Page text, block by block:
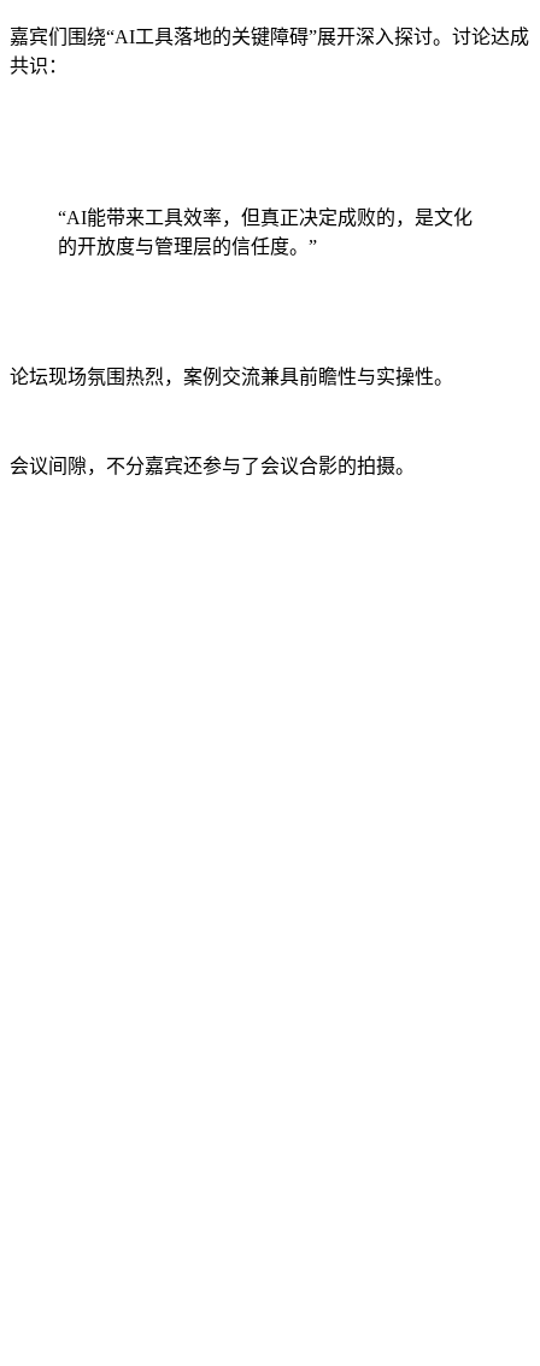
嘉宾们围绕“AI工具落地的关键障碍”展开深入探讨。讨论达成
共识：
“AI能带来工具效率，但真正决定成败的，是文化
的开放度与管理层的信任度。”
论坛现场氛围热烈，案例交流兼具前瞻性与实操性。
会议间隙，不分嘉宾还参与了会议合影的拍摄。